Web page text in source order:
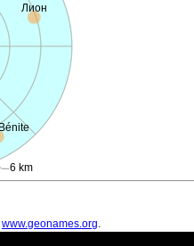
6 km
Лион
www.geonames.org.